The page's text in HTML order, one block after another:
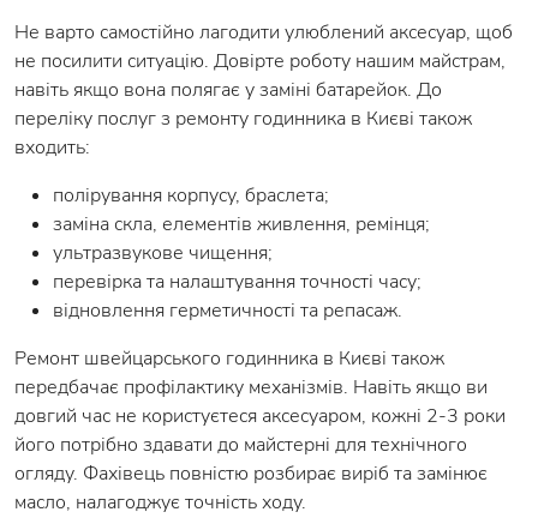
Не варто самостійно лагодити улюблений аксесуар, щоб
не посилити ситуацію. Довірте роботу нашим майстрам,
навіть якщо вона полягає у заміні батарейок. До
переліку послуг з ремонту годинника в Києві також
входить:
полірування корпусу, браслета;
заміна скла, елементів живлення, ремінця;
ультразвукове чищення;
перевірка та налаштування точності часу;
відновлення герметичності та репасаж.
Ремонт швейцарського годинника в Києві також
передбачає профілактику механізмів. Навіть якщо ви
довгий час не користуєтеся аксесуаром, кожні 2-3 роки
його потрібно здавати до майстерні для технічного
огляду. Фахівець повністю розбирає виріб та замінює
масло, налагоджує точність ходу.